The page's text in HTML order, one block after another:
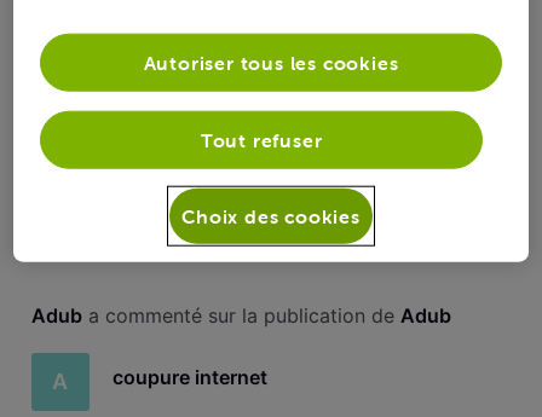
Bonjour, Etant passé chez Voo il y a quelques mois, je me
faveur de Scarlet (ancien fournisseur). Lors du changement
via Easy Switch, il me semble que le changement est
totalement automatisé (domicilations comprises) ? Après les
0 2
Adub a commenté sur la publication de Adub
A coupure internet
Tout refuser
Autoriser tous les cookies
Choix des cookies